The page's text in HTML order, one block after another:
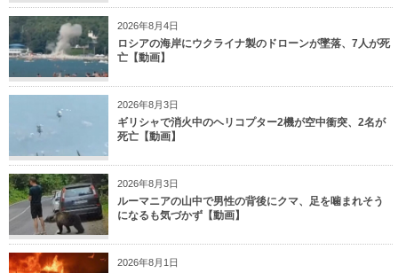
2026年8月4日
ロシアの海岸にウクライナ製のドローンが墜落、7人が死
亡【動画】
2026年8月3日
ギリシャで消火中のヘリコプター2機が空中衝突、2名が
死亡【動画】
2026年8月3日
ルーマニアの山中で男性の背後にクマ、足を噛まれそう
になるも気づかず【動画】
2026年8月1日